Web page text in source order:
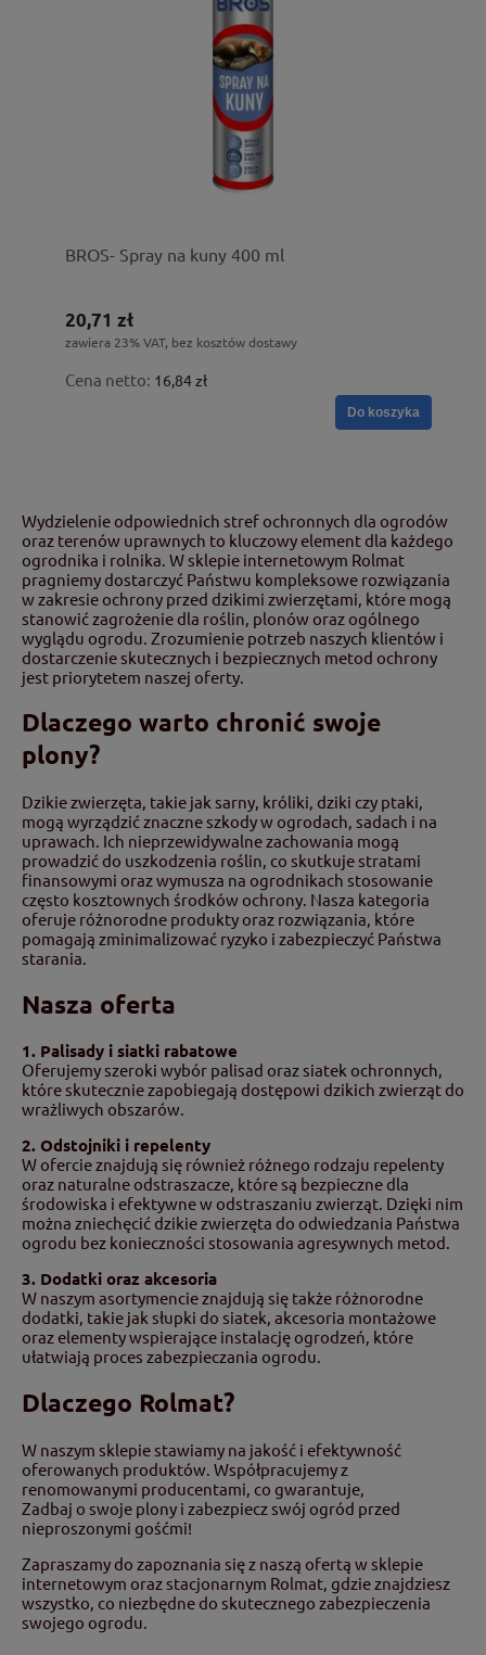
BROS- Spray na kuny 400 ml
20,71 zł
zawiera 23% VAT, bez kosztów dostawy
Cena netto: 16,84 zł
Do koszyka
Wydzielenie odpowiednich stref ochronnych dla ogrodów
oraz terenów uprawnych to kluczowy element dla każdego
ogrodnika i rolnika. W sklepie internetowym Rolmat
pragniemy dostarczyć Państwu kompleksowe rozwiązania
w zakresie ochrony przed dzikimi zwierzętami, które mogą
stanowić zagrożenie dla roślin, plonów oraz ogólnego
wyglądu ogrodu. Zrozumienie potrzeb naszych klientów i
dostarczenie skutecznych i bezpiecznych metod ochrony
jest priorytetem naszej oferty.
Dlaczego warto chronić swoje
plony?
Dzikie zwierzęta, takie jak sarny, króliki, dziki czy ptaki,
mogą wyrządzić znaczne szkody w ogrodach, sadach i na
uprawach. Ich nieprzewidywalne zachowania mogą
prowadzić do uszkodzenia roślin, co skutkuje stratami
finansowymi oraz wymusza na ogrodnikach stosowanie
często kosztownych środków ochrony. Nasza kategoria
oferuje różnorodne produkty oraz rozwiązania, które
pomagają zminimalizować ryzyko i zabezpieczyć Państwa
starania.
Nasza oferta
1. Palisady i siatki rabatowe
Oferujemy szeroki wybór palisad oraz siatek ochronnych,
które skutecznie zapobiegają dostępowi dzikich zwierząt do
wrażliwych obszarów.
2. Odstojniki i repelenty
W ofercie znajdują się również różnego rodzaju repelenty
oraz naturalne odstraszacze, które są bezpieczne dla
środowiska i efektywne w odstraszaniu zwierząt. Dzięki nim
można zniechęcić dzikie zwierzęta do odwiedzania Państwa
ogrodu bez konieczności stosowania agresywnych metod.
3. Dodatki oraz akcesoria
W naszym asortymencie znajdują się także różnorodne
dodatki, takie jak słupki do siatek, akcesoria montażowe
oraz elementy wspierające instalację ogrodzeń, które
ułatwiają proces zabezpieczania ogrodu.
Dlaczego Rolmat?
W naszym sklepie stawiamy na jakość i efektywność
oferowanych produktów. Współpracujemy z
renomowanymi producentami, co gwarantuje,
Zadbaj o swoje plony i zabezpiecz swój ogród przed
nieproszonymi gośćmi!
Zapraszamy do zapoznania się z naszą ofertą w sklepie
internetowym oraz stacjonarnym Rolmat, gdzie znajdziesz
wszystko, co niezbędne do skutecznego zabezpieczenia
swojego ogrodu.